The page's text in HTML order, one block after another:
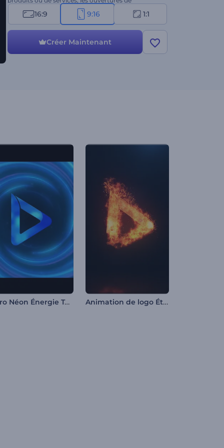
présentations, les intros ou outros de chaînes, les
publicités, et bien d'autres choses encore. Créez
dès maintenant !
16:9 9:16 1:1
Créer Maintenant
Intro Néon Énergie Tourbillon Animation de logo Étincelles de feu rapides